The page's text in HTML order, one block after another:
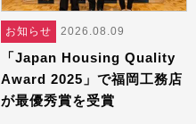
お知らせ 2026.08.09
「Japan Housing Quality
Award 2025」で福岡工務店
が最優秀賞を受賞